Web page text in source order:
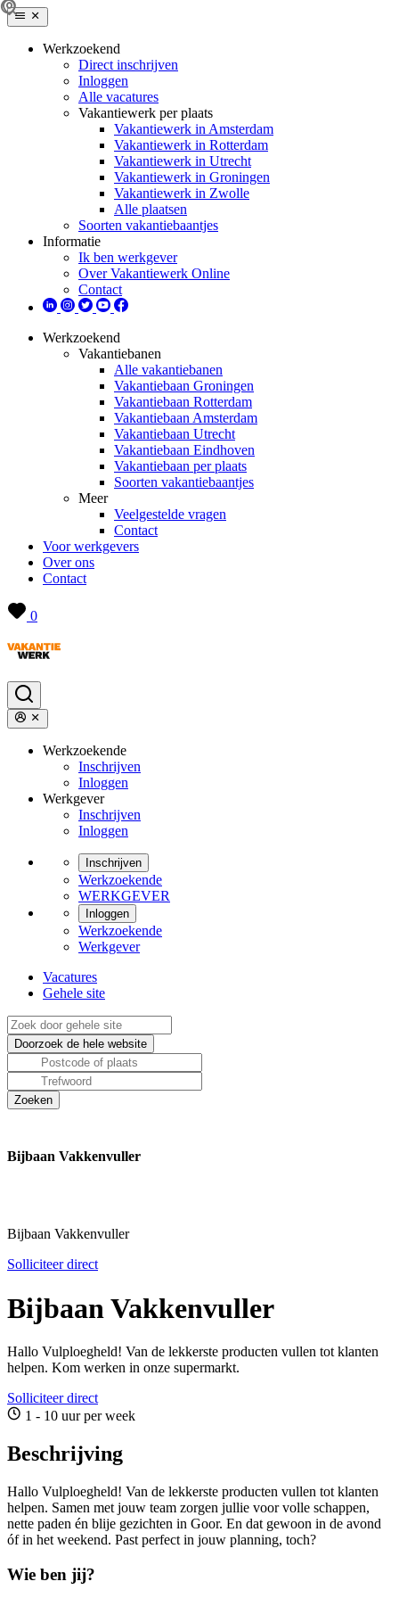
Werkzoekend
Direct inschrijven
Inloggen
Alle vacatures
Vakantiewerk per plaats
Vakantiewerk in Amsterdam
Vakantiewerk in Rotterdam
Vakantiewerk in Utrecht
Vakantiewerk in Groningen
Vakantiewerk in Zwolle
Alle plaatsen
Soorten vakantiebaantjes
Informatie
Ik ben werkgever
Over Vakantiewerk Online
Contact
Werkzoekend
Vakantiebanen
Alle vakantiebanen
Vakantiebaan Groningen
Vakantiebaan Rotterdam
Vakantiebaan Amsterdam
Vakantiebaan Utrecht
Vakantiebaan Eindhoven
Vakantiebaan per plaats
Soorten vakantiebaantjes
Meer
Veelgestelde vragen
Contact
Voor werkgevers
Over ons
Contact
0
Werkzoekende
Inschrijven
Inloggen
Werkgever
Inschrijven
Inloggen
Inschrijven
Werkzoekende
WERKGEVER
Inloggen
Werkzoekende
Werkgever
Vacatures
Gehele site
Bijbaan Vakkenvuller
Bijbaan Vakkenvuller
Solliciteer direct
Bijbaan Vakkenvuller
Hallo Vulploegheld! Van de lekkerste producten vullen tot klanten
helpen. Kom werken in onze supermarkt.
Solliciteer direct
1 - 10 uur per week
Beschrijving
Hallo Vulploegheld! Van de lekkerste producten vullen tot klanten
helpen. Samen met jouw team zorgen jullie voor volle schappen,
nette paden én blije gezichten in Goor. En dat gewoon in de avond
óf in het weekend. Past perfect in jouw planning, toch?
Wie ben jij?